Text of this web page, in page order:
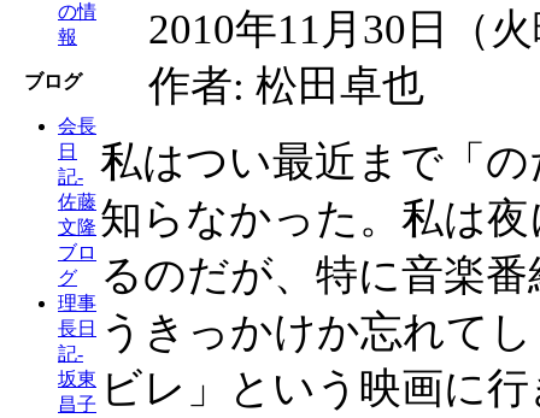
の情
報
ブログ
会長
日
記-
佐藤
文隆
ブロ
グ
理事
長日
記-
坂東
昌子
2010年11月30日（
作者: 松田卓也
私はつい最近まで「
知らなかった。私は
るのだが、特に音楽
うきっかけか忘れて
ビレ」という映画に